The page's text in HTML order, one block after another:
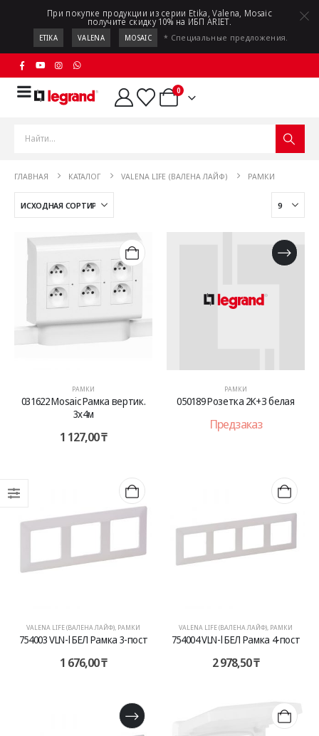
При покупке продукции из серии Etika, Valena, Mosaic
получите скидку 10% на ИБП ARIET.
ETIKA VALENA MOSAIC * Специальные предложения.
0
ГЛАВНАЯ КАТАЛОГ VALENA LIFE (ВАЛЕНА ЛАЙФ) РАМКИ
РАМКИ
031622 Mosaic Рамка вертик.
3х4м
1 127,00₸
РАМКИ
050189 Розетка 2К+З белая
Предзаказ
VALENA LIFE (ВАЛЕНА ЛАЙФ), РАМКИ
754003 VLN-l БЕЛ Рамка 3-пост
1 676,00₸
VALENA LIFE (ВАЛЕНА ЛАЙФ), РАМКИ
754004 VLN-l БЕЛ Рамка 4-пост
2 978,50₸